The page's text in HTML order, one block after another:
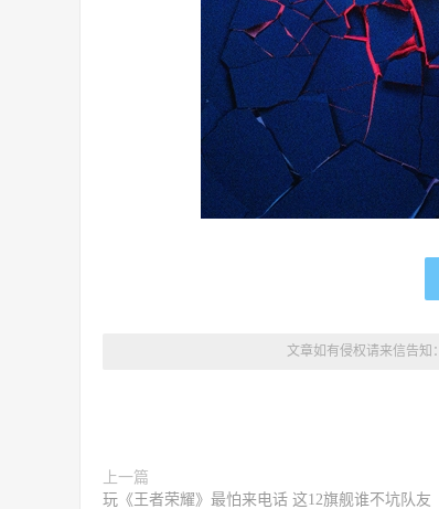
文章如有侵权请来信告知：
上一篇
玩《王者荣耀》最怕来电话 这12旗舰谁不坑队友